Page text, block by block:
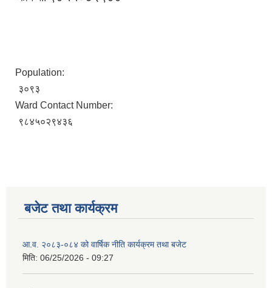
Population:
३०९३
Ward Contact Number:
९८४५०२९४३६
बजेट तथा कार्यक्रम
आ.व. २०८३-०८४ को वार्षिक नीति कार्यक्रम तथा बजेट
मिति: 06/25/2026 - 09:27